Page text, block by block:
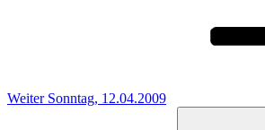
Weiter Sonntag, 12.04.2009